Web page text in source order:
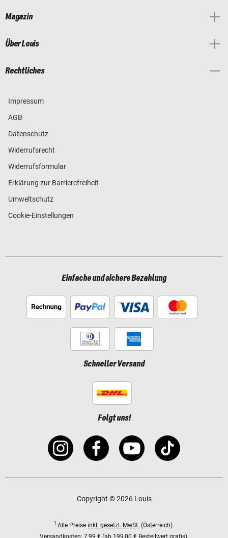
Magazin
Über Louis
Rechtliches
Impressum
AGB
Datenschutz
Widerrufsrecht
Widerrufsformular
Erklärung zur Barrierefreiheit
Umweltschutz
Cookie-Einstellungen
Einfache und sichere Bezahlung
Schneller Versand
Folgt uns!
Copyright © 2026 Louis
1 Alle Preise inkl. gesetzl. MwSt. (Österreich).
Versandkosten: 7,99 € (ab 199,00 € Bestellwert gratis).